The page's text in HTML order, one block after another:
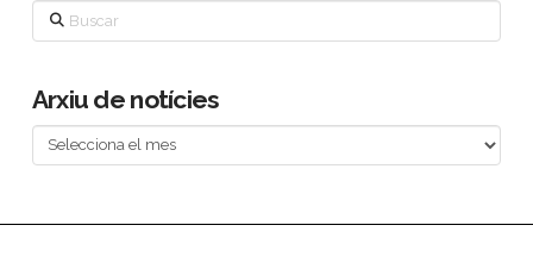
Buscar
Arxiu de notícies
Arxiu
de